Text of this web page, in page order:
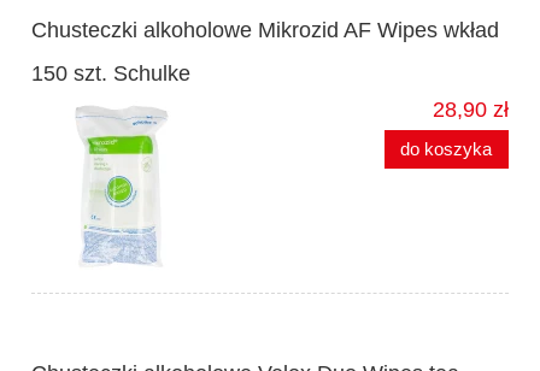
Chusteczki alkoholowe Mikrozid AF Wipes wkład
150 szt. Schulke
28,90 zł
do koszyka